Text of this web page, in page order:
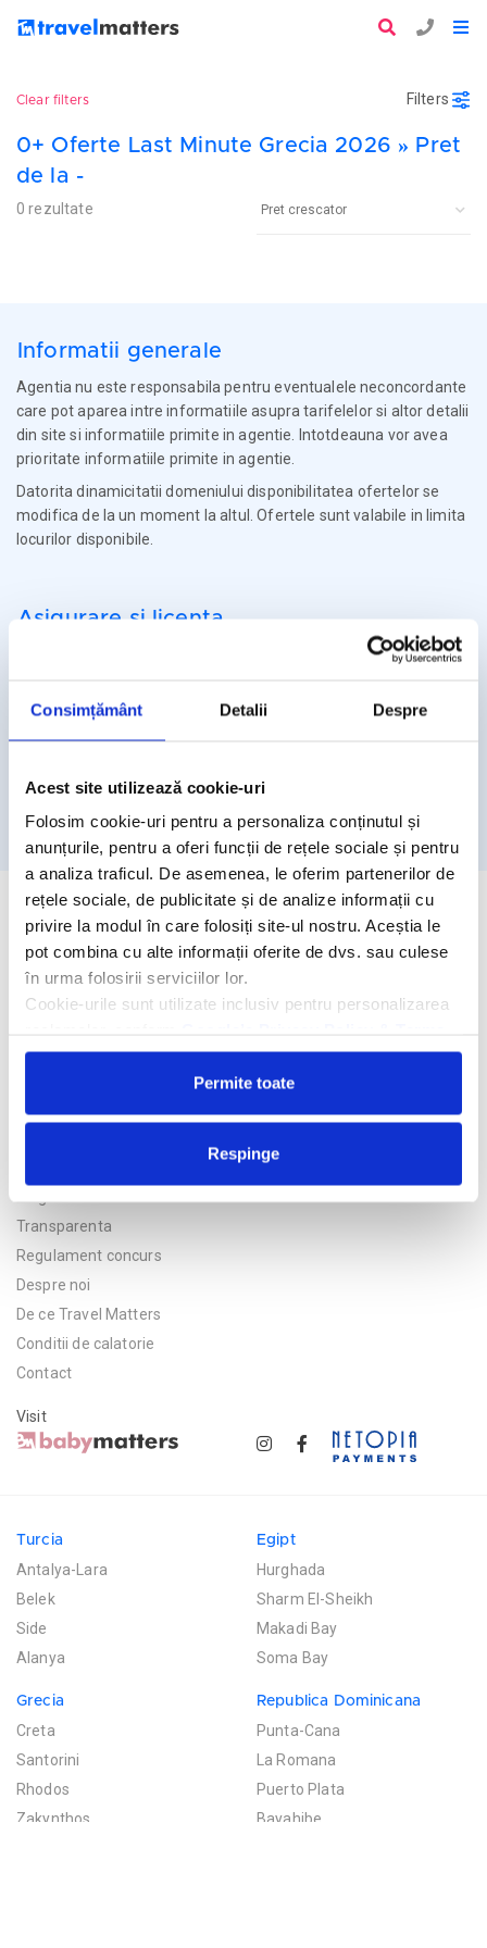
Consimțământ Detalii Despre
Acest site utilizează cookie-uri
Folosim cookie-uri pentru a personaliza conținutul și
anunțurile, pentru a oferi funcții de rețele sociale și pentru
a analiza traficul. De asemenea, le oferim partenerilor de
rețele sociale, de publicitate și de analize informații cu
privire la modul în care folosiți site-ul nostru. Aceștia le
pot combina cu alte informații oferite de dvs. sau culese
în urma folosirii serviciilor lor.
Cookie-urile sunt utilizate inclusiv pentru personalizarea
Permite toate
Respinge
Clear filters Filters
0+ Oferte Last Minute Grecia 2026 » Pret
de la -
0 rezultate
Informatii generale
Agentia nu este responsabila pentru eventualele neconcordante
care pot aparea intre informatiile asupra tarifelelor si altor detalii
din site si informatiile primite in agentie. Intotdeauna vor avea
prioritate informatiile primite in agentie.
Datorita dinamicitatii domeniului disponibilitatea ofertelor se
modifica de la un moment la altul. Ofertele sunt valabile in limita
locurilor disponibile.
Asigurare si licenta
Agentia Travel Matters functioneaza sub Licenta de Turism nr.
Agentia Travel Matters este asigurata la Omniasig cu Polita
Licenta de turism Asigurare
Transparenta
Regulament concurs
Despre noi
De ce Travel Matters
Conditii de calatorie
Contact
Visit
Turcia
Antalya-Lara
Belek
Side
Alanya
Egipt
Hurghada
Sharm El-Sheikh
Makadi Bay
Soma Bay
Grecia
Creta
Santorini
Rhodos
Zakynthos
Republica Dominicana
Punta-Cana
La Romana
Puerto Plata
Bayahibe